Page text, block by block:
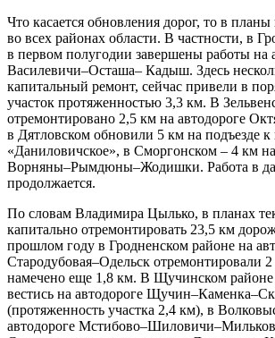
Что касается обновления дорог, то в
во всех районах области. В частности, в
в первом полугодии завершены работы на
Василевичи–Осташа– Кадыш. Здесь
капитальный ремонт, сейчас привели в
участок протяженностью 3,3 км. В
отремонтировано 2,5 км на автодороге
в Дятловском обновили 5 км на подъезде к
«Даниловичское», в Сморгонском – 4 км
Ворняны–Рымдюны–Жодишки. Работа в
продолжается.
По словам Владимира Цылько, в планах
капитально отремонтировать 23,5 км
прошлом году в Гродненском районе на
Стародубовая–Одельск отремонтировали
намечено еще 1,8 км. В Щучинском районе
вестись на автодороге
(протяженность участка 2,4 км), в
автодороге